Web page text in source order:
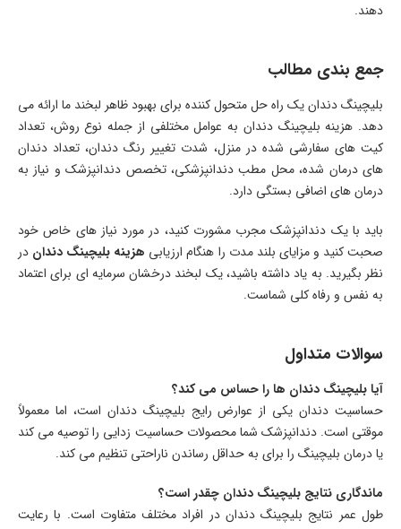
دهند.
جمع بندی مطالب
بلیچینگ دندان یک راه حل متحول کننده برای بهبود ظاهر لبخند ما ارائه می
دهد. هزینه بلیچینگ دندان به عوامل مختلفی از جمله نوع روش، تعداد
کیت های سفارشی شده در منزل، شدت تغییر رنگ دندان، تعداد دندان
های درمان شده، محل مطب دندانپزشکی، تخصص دندانپزشک و نیاز به
درمان های اضافی بستگی دارد.
باید با یک دندانپزشک مجرب مشورت کنید، در مورد نیاز های خاص خود
صحبت کنید و مزایای بلند مدت را هنگام ارزیابی هزینه بلیچینگ دندان در
نظر بگیرید. به یاد داشته باشید، یک لبخند درخشان سرمایه ای برای اعتماد
به نفس و رفاه کلی شماست.
سوالات متداول
آیا بلیچینگ دندان ها را حساس می کند؟
حساسیت دندان یکی از عوارض رایج بلیچینگ دندان است، اما معمولاً
موقتی است. دندانپزشک شما محصولات حساسیت زدایی را توصیه می کند
یا درمان بلیچینگ را برای به حداقل رساندن ناراحتی تنظیم می کند.
ماندگاری نتایج بلیچینگ دندان چقدر است؟
طول عمر نتایج بلیچینگ دندان در افراد مختلف متفاوت است. با رعایت